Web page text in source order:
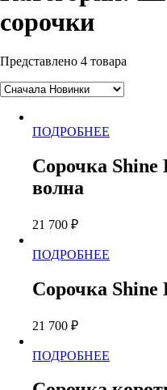
сорочки
Представлено 4 товара
ПОДРОБНЕЕ
имеет
несколько
странице
Сорочка
волна
21 700 ₽
ПОДРОБНЕЕ
имеет
несколько
странице
Сорочка
21 700 ₽
ПОДРОБНЕЕ
имеет